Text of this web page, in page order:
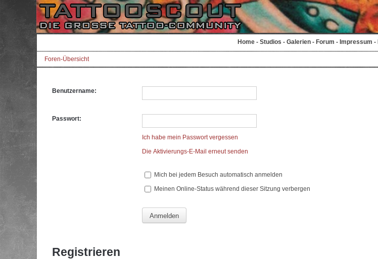
Home - Studios - Galerien - Forum - Impressum -
Foren-Übersicht
Benutzername:
Passwort:
Ich habe mein Passwort vergessen
Die Aktivierungs-E-Mail erneut senden
Mich bei jedem Besuch automatisch anmelden
Meinen Online-Status während dieser Sitzung verbergen
Registrieren